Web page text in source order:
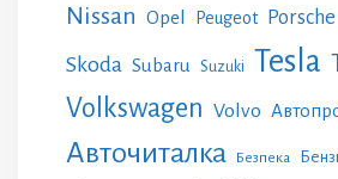
Nissan Opel Peugeot Porsche
Skoda Subaru Suzuki Tesla
Volkswagen Volvo
Авточиталка Безпека